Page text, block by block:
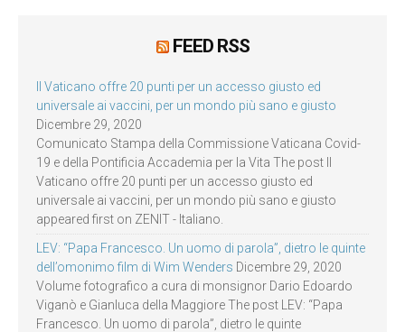
FEED RSS
Il Vaticano offre 20 punti per un accesso giusto ed
universale ai vaccini, per un mondo più sano e giusto
Dicembre 29, 2020
Comunicato Stampa della Commissione Vaticana Covid-
19 e della Pontificia Accademia per la Vita The post Il
Vaticano offre 20 punti per un accesso giusto ed
universale ai vaccini, per un mondo più sano e giusto
appeared first on ZENIT - Italiano.
LEV: “Papa Francesco. Un uomo di parola”, dietro le quinte
dell’omonimo film di Wim Wenders Dicembre 29, 2020
Volume fotografico a cura di monsignor Dario Edoardo
Viganò e Gianluca della Maggiore The post LEV: “Papa
Francesco. Un uomo di parola”, dietro le quinte